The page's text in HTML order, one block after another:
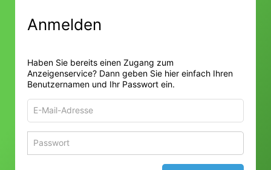
Anmelden
Haben Sie bereits einen Zugang zum
Anzeigenservice? Dann geben Sie hier einfach Ihren
Benutzernamen und Ihr Passwort ein.
Adresse
zum
Anmelden